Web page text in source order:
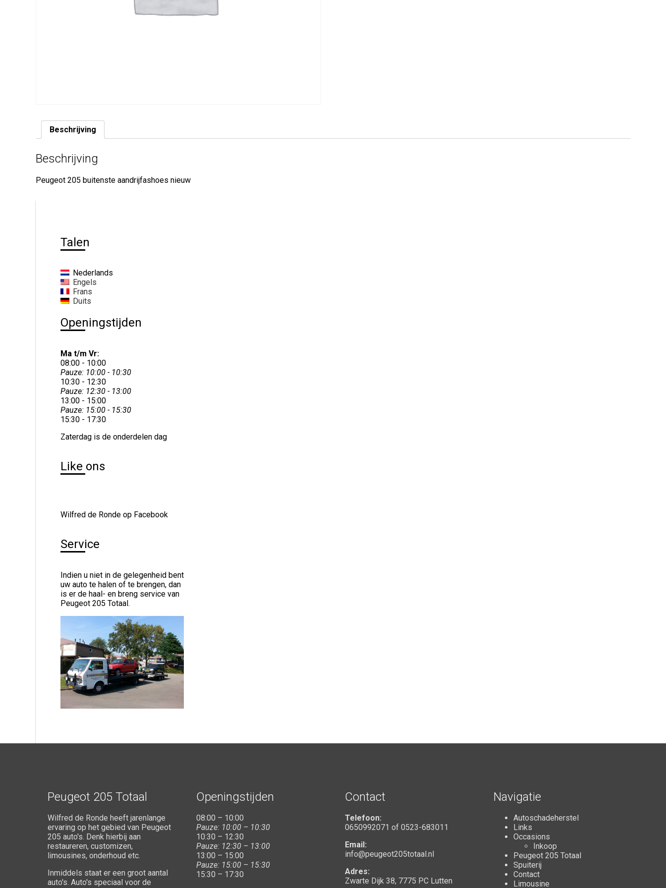
Beschrijving
Beschrijving
Peugeot 205 buitenste aandrijfashoes nieuw
Talen
Nederlands
Engels
Frans
Duits
Openingstijden
Ma t/m Vr:
08:00 - 10:00
Pauze: 10:00 - 10:30
10:30 - 12:30
Pauze: 12:30 - 13:00
13:00 - 15:00
Pauze: 15:00 - 15:30
15:30 - 17:30
Zaterdag is de onderdelen dag
Like ons
Wilfred de Ronde op Facebook
Service
Indien u niet in de gelegenheid bent
uw auto te halen of te brengen, dan
is er de haal- en breng service van
Peugeot 205 Totaal.
Peugeot 205 Totaal
Wilfred de Ronde heeft jarenlange
ervaring op het gebied van Peugeot
205 auto's. Denk hierbij aan
restaureren, customizen,
limousines, onderhoud etc.
Inmiddels staat er een groot aantal
auto's. Auto's speciaal voor de
Openingstijden
08:00 – 10:00
Pauze: 10:00 – 10:30
10:30 – 12:30
Pauze: 12:30 – 13:00
13:00 – 15:00
Pauze: 15:00 – 15:30
15:30 – 17:30
Contact
Telefoon:
0650992071 of 0523-683011
Email:
info@peugeot205totaal.nl
Adres:
Zwarte Dijk 38, 7775 PC Lutten
Navigatie
Autoschadeherstel
Links
Occasions
Inkoop
Peugeot 205 Totaal
Spuiterij
Contact
Limousine